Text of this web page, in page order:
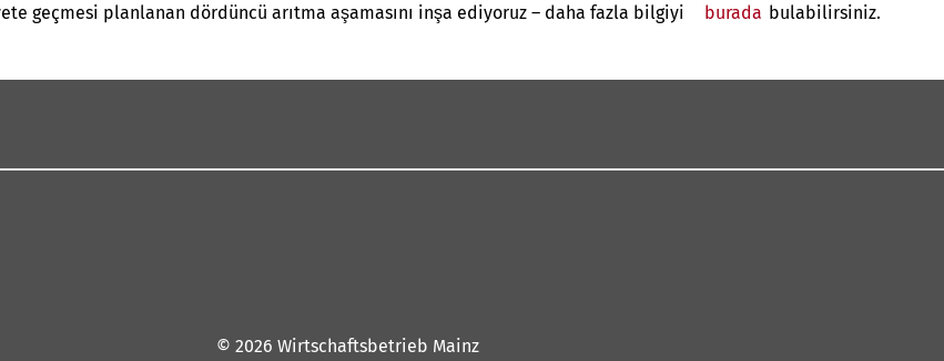
geçmesi planlanan dördüncü arıtma aşamasını inşa ediyoruz – daha fazla bilgiyi
burada bulabilirsiniz.
© 2026 Wirtschaftsbetrieb Mainz